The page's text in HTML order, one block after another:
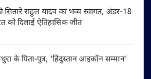
सितारे राहुल यादव का भव्य स्वागत, अंडर-18
को दिलाई ऐतिहासिक जीत
के पिता-पुत्र, ‘हिंदुस्तान आइकॉन सम्मान’